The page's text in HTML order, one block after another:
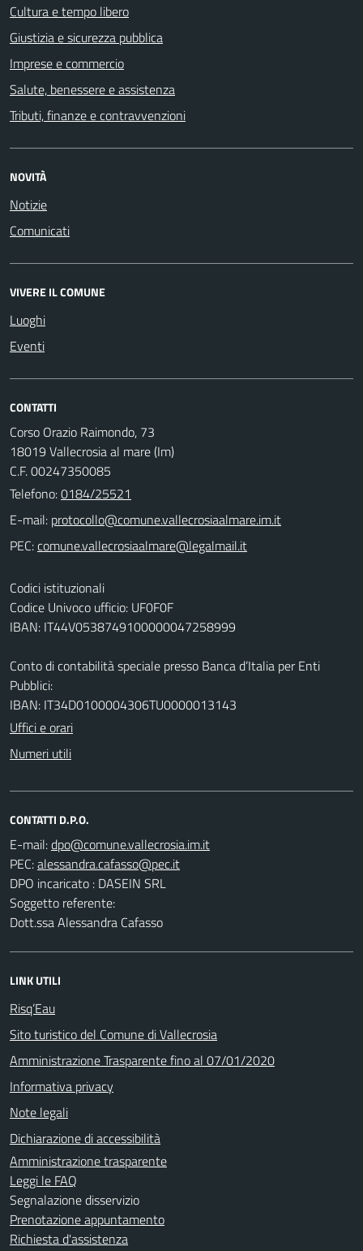
Cultura e tempo libero
Giustizia e sicurezza pubblica
Imprese e commercio
Salute, benessere e assistenza
Tributi, finanze e contravvenzioni
NOVITÀ
Notizie
Comunicati
VIVERE IL COMUNE
Luoghi
Eventi
CONTATTI
Corso Orazio Raimondo, 73
18019 Vallecrosia al mare (Im)
C.F. 00247350085
Telefono:0184/25521
E-mail:
PEC:
Codici istituzionali
Codice Univoco ufficio: UF0F0F
IBAN: IT44V0538749100000047258999
Conto di contabilità speciale presso Banca d’Italia per Enti
Pubblici:
IBAN: IT34D0100004306TU0000013143
Uffici e orari
Numeri utili
CONTATTI D.P.O.
E-mail:
PEC:
DPO incaricato : DASEIN SRL
Soggetto referente:
Dott.ssa Alessandra Cafasso
LINK UTILI
Risq’Eau
Sito turistico del Comune di Vallecrosia
Amministrazione Trasparente fino al 07/01/2020
Informativa privacy
Note legali
Dichiarazione di accessibilità
Amministrazione trasparente
Leggi le FAQ
Segnalazione disservizio
Prenotazione appuntamento
Richiesta d'assistenza